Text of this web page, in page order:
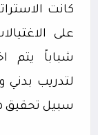
كانت
على
شباباً يتم
لتدريب
سبيل تحقيق